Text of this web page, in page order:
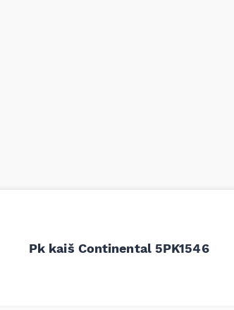
Pk kaiš Continental 5PK1546
moguće online prodavnice auto delova i
cene su ovde. Kupila sam više puta auto
Uvek dobra preporuka za proizvođača i
Sve pohvale!
(Opel Astra)